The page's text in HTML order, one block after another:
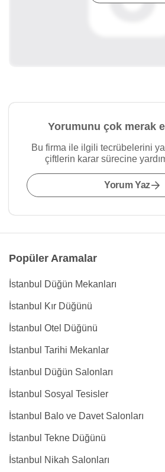
Yorumunu çok merak
Bu firma ile ilgili tecrübelerini
çiftlerin karar sürecine
Yorum Yaz
Popüler Aramalar
İstanbul Düğün Mekanları
İstanbul Kır Düğünü
İstanbul Otel Düğünü
İstanbul Tarihi Mekanlar
İstanbul Düğün Salonları
İstanbul Sosyal Tesisler
İstanbul Balo ve Davet Salonları
İstanbul Tekne Düğünü
İstanbul Nikah Salonları